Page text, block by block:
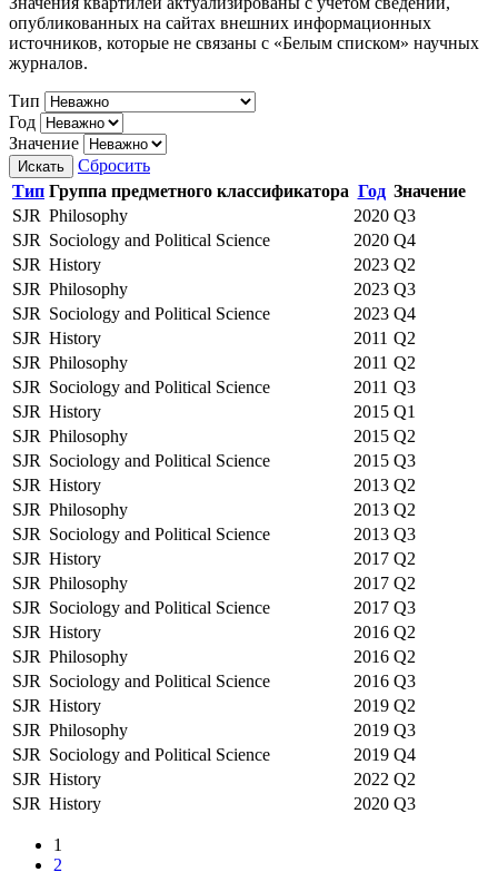
опубликованных на сайтах внешних информационных
источников, которые не связаны с «Белым списком» научных
журналов.
Тип
Год
Значение
Искать
Сбросить
Тип Группа предметного классификатора Год Значение
SJR Philosophy 2020 Q3
SJR Sociology and Political Science 2020 Q4
SJR History 2023 Q2
SJR Philosophy 2023 Q3
SJR Sociology and Political Science 2023 Q4
SJR History 2011 Q2
SJR Philosophy 2011 Q2
SJR Sociology and Political Science 2011 Q3
SJR History 2015 Q1
SJR Philosophy 2015 Q2
SJR Sociology and Political Science 2015 Q3
SJR History 2013 Q2
SJR Philosophy 2013 Q2
SJR Sociology and Political Science 2013 Q3
SJR History 2017 Q2
SJR Philosophy 2017 Q2
SJR Sociology and Political Science 2017 Q3
SJR History 2016 Q2
SJR Philosophy 2016 Q2
SJR Sociology and Political Science 2016 Q3
SJR History 2019 Q2
SJR Philosophy 2019 Q3
SJR Sociology and Political Science 2019 Q4
SJR History 2022 Q2
SJR History 2020 Q3
1
2